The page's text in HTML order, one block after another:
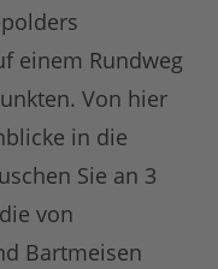
einem Rundweg
Von hier
in die
Sie an 3
von
Bartmeisen